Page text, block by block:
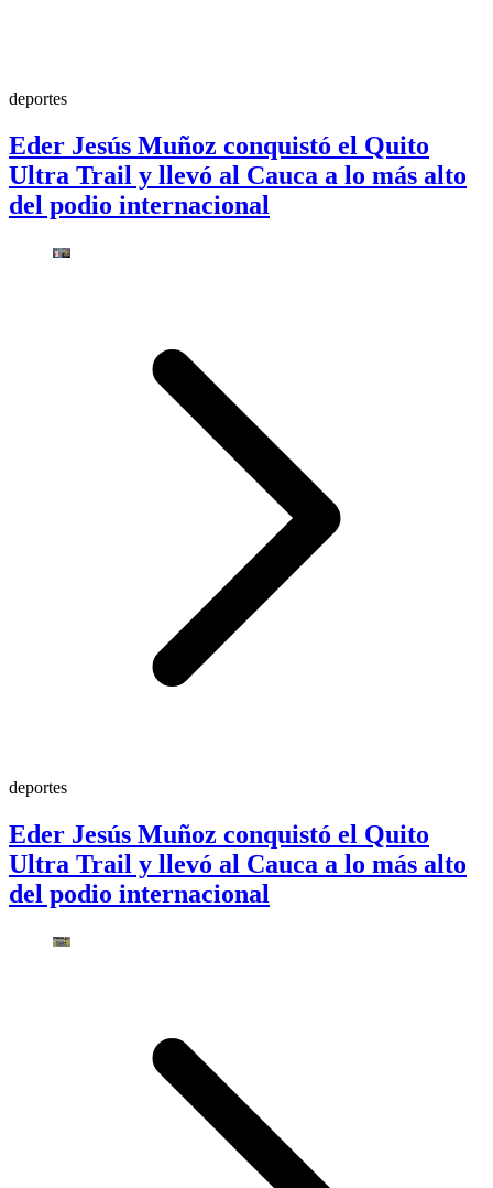
deportes
Eder Jesús Muñoz conquistó el Quito
Ultra Trail y llevó al Cauca a lo más alto
del podio internacional
deportes
Eder Jesús Muñoz conquistó el Quito
Ultra Trail y llevó al Cauca a lo más alto
del podio internacional